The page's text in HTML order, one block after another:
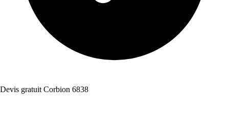
Devis gratuit Corbion 6838